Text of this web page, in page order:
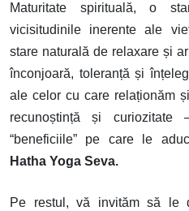
Maturitate spirituală, o
vicisitudinile inerente ale
stare naturală de relaxare și
înconjoară, toleranță și
ale celor cu care relaționăm
recunoștință și
“beneficiile” pe care le
Hatha Yoga Seva.
Pe restul, vă invităm să le